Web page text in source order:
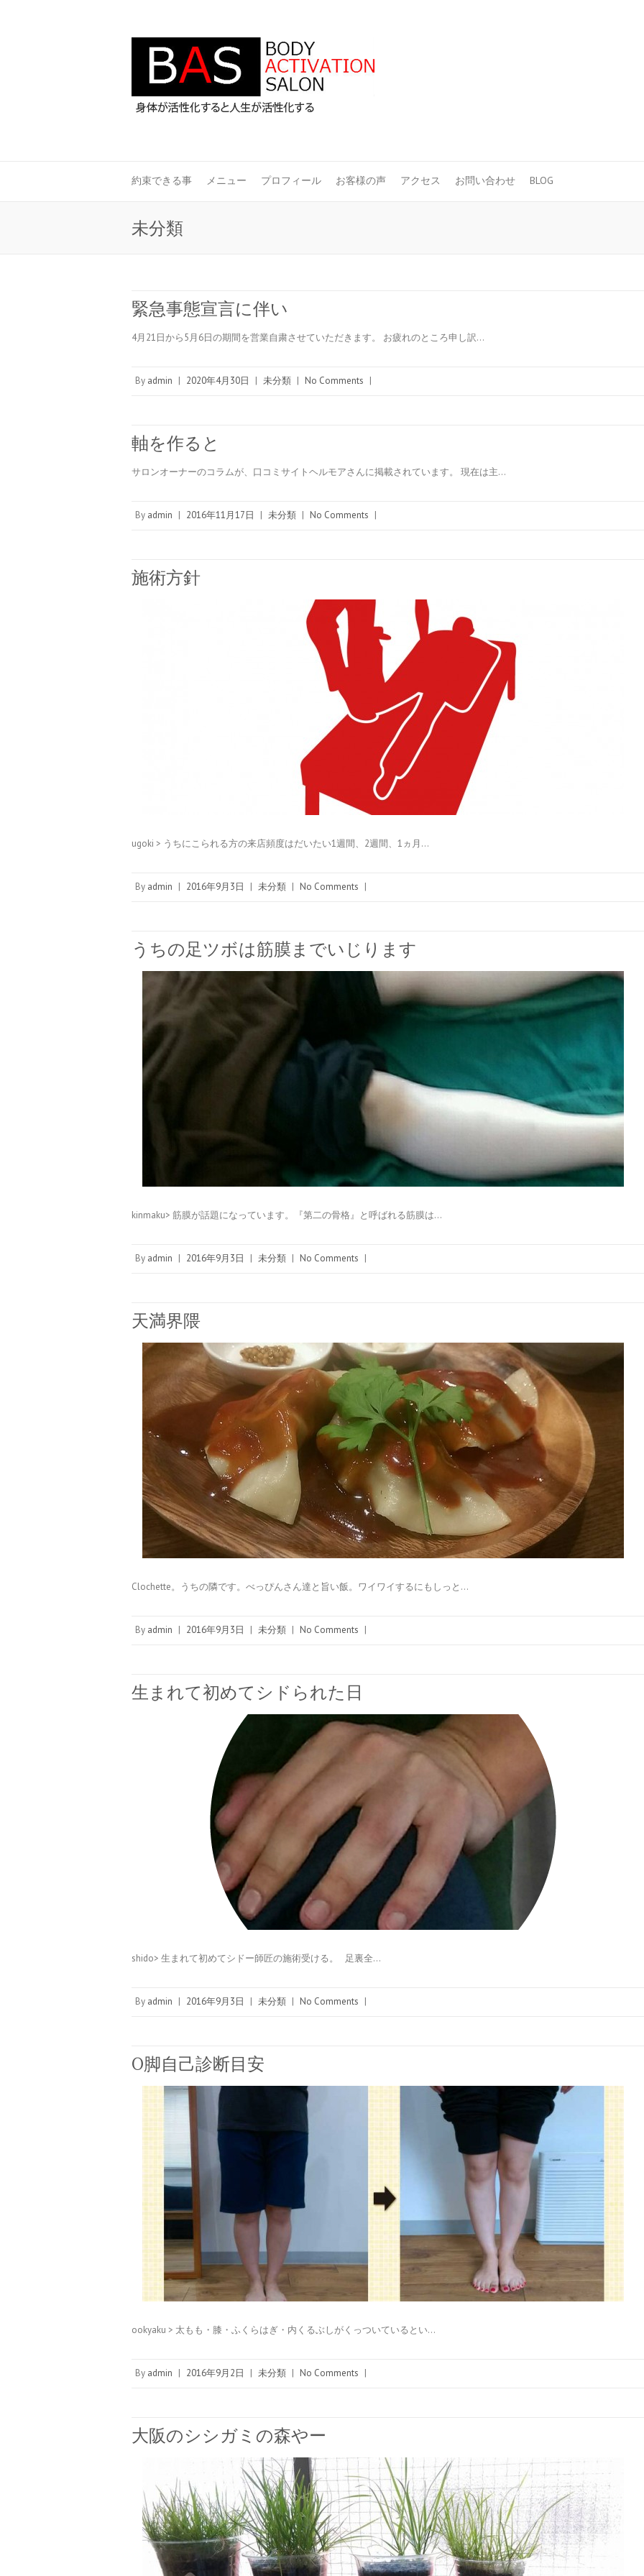
約束できる事 メニュー プロフィール お客様の声 アクセス お問い合わせ BLOG
未分類
緊急事態宣言に伴い
4月21日から5月6日の期間を営業自粛させていただきます。 お疲れのところ申し訳…
By admin | 2020年4月30日 | 未分類 | No Comments |
軸を作ると
サロンオーナーのコラムが、口コミサイトヘルモアさんに掲載されています。 現在は主…
By admin | 2016年11月17日 | 未分類 | No Comments |
施術方針
ugoki > うちにこられる方の来店頻度はだいたい1週間、2週間、1ヵ月…
By admin | 2016年9月3日 | 未分類 | No Comments |
うちの足ツボは筋膜までいじります
kinmaku> 筋膜が話題になっています。『第二の骨格』と呼ばれる筋膜は…
By admin | 2016年9月3日 | 未分類 | No Comments |
天満界隈
Clochette。うちの隣です。べっぴんさん達と旨い飯。ワイワイするにもしっと…
By admin | 2016年9月3日 | 未分類 | No Comments |
生まれて初めてシドられた日
shido> 生まれて初めてシドー師匠の施術受ける。 足裏全…
By admin | 2016年9月3日 | 未分類 | No Comments |
O脚自己診断目安
ookyaku > 太もも・膝・ふくらはぎ・内くるぶしがくっついているとい…
By admin | 2016年9月2日 | 未分類 | No Comments |
大阪のシシガミの森やー